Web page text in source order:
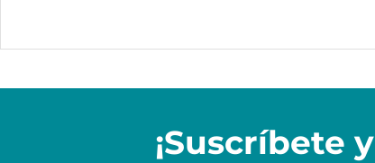
¡Suscríbete y